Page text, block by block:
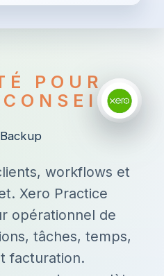
POUR
workflows et
Xero Practice
opérationnel de
tâches, temps,
facturation.
? Connectez-vous ici